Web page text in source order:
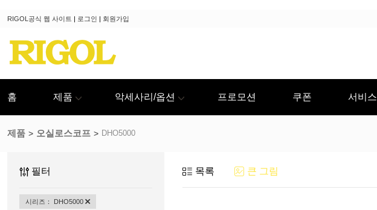
RIGOL공식 웹 사이트 | 로그인 | 회원가입
홈 제품 악세사리/옵션 프로모션 쿠폰 서비스
제품 오실로스코프 DHO5000
필터
시리즈： DHO5000
목록 큰 그림